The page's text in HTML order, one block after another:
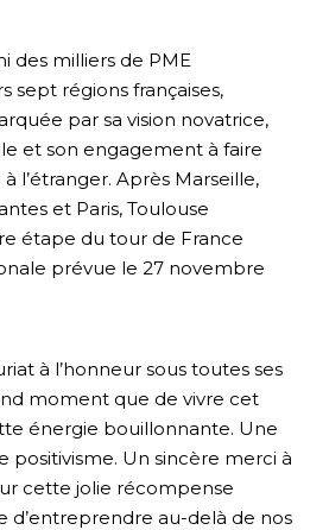
des milliers de PME
sept régions françaises,
par sa vision novatrice,
et son engagement à faire
l’étranger. Après Marseille,
et Paris, Toulouse
étape du tour de France
prévue le 27 novembre
à l’honneur sous toutes ses
moment que de vivre cet
énergie bouillonnante. Une
positivisme. Un sincère merci à
cette jolie récompense
d’entreprendre au-delà de nos